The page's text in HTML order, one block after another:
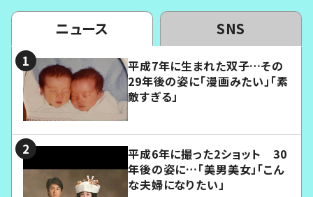
ニュース SNS
平成7年に生まれた双子…その
29年後の姿に「漫画みたい」「素
敵すぎる」
平成6年に撮った2ショット 30
年後の姿に…「美男美女」「こん
な夫婦になりたい」